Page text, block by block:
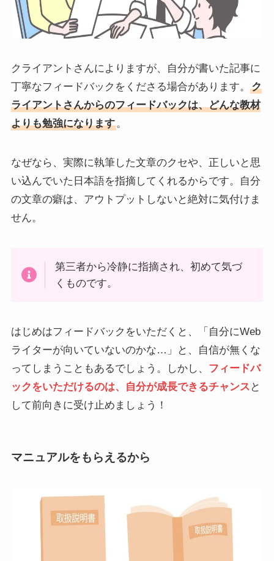
クライアントさんによりますが、自分が書いた記事に
丁寧なフィードバックをくださる場合があります。
ク
ライアントさんからのフィードバックは、どんな教材
よりも勉強になります。
なぜなら、実際に執筆した文章のクセや、正しいと思
い込んでいた日本語を指摘してくれるからです。自分
の文章の癖は、アウトプットしないと絶対に気付けま
せん。
第三者から冷静に指摘され、初めて気づ
くものです。
はじめはフィードバックをいただくと、「自分にWeb
ライターが向いていないのかな…」と、自信が無くな
ってしまうこともあるでしょう。しかし、 フィードバ
ックをいただけるのは、自分が成長できるチャンス と
して前向きに受け止めましょう！
マニュアルをもらえるから